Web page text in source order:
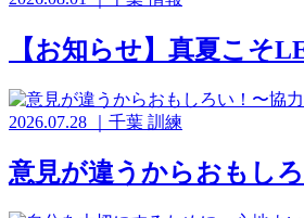
【お知らせ】真夏こそ
2026.07.28 千葉 訓練
意見が違うからおもし